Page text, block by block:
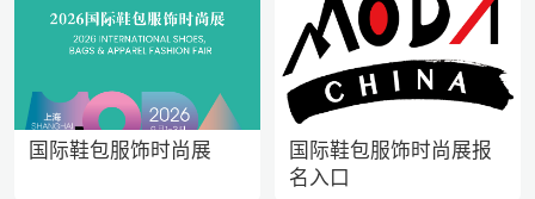
国际鞋包服饰时尚展
国际鞋包服饰时尚展报
名入口